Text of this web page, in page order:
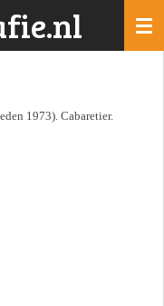
1973). Cabaretier.